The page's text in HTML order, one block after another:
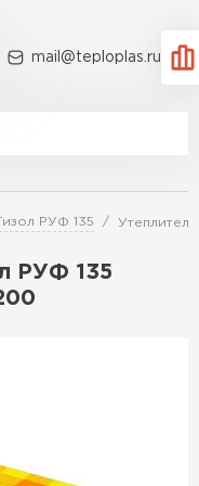
mail@teploplas.ru
РУФ 135
РУФ 135